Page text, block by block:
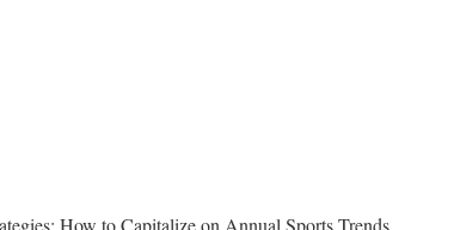
How to Capitalize on Annual Sports Trends